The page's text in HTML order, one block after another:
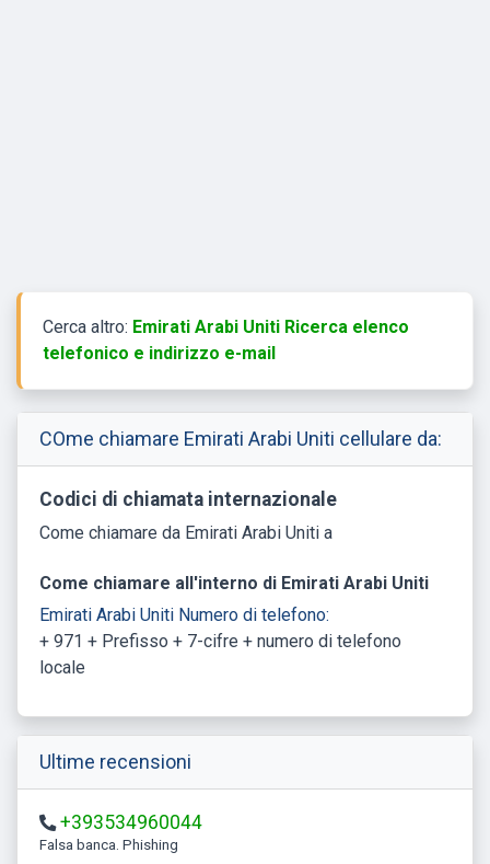
Cerca altro: Emirati Arabi Uniti Ricerca elenco
telefonico e indirizzo e-mail
COme chiamare Emirati Arabi Uniti cellulare da:
Codici di chiamata internazionale
Come chiamare da Emirati Arabi Uniti a
Come chiamare all'interno di Emirati Arabi Uniti
Emirati Arabi Uniti Numero di telefono:
+ 971 + Prefisso + 7-cifre + numero di telefono
locale
Ultime recensioni
+393534960044
Falsa banca. Phishing